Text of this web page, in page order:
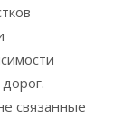
связанные